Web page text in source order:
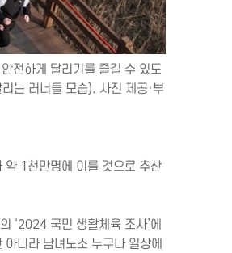
전하게 달리기를 즐길 수 있도
는 러너들 모습). 사진 제공·부
1천만명에 이를 것으로 추산
‘2024 국민 생활체육 조사’에
니라 남녀노소 누구나 일상에